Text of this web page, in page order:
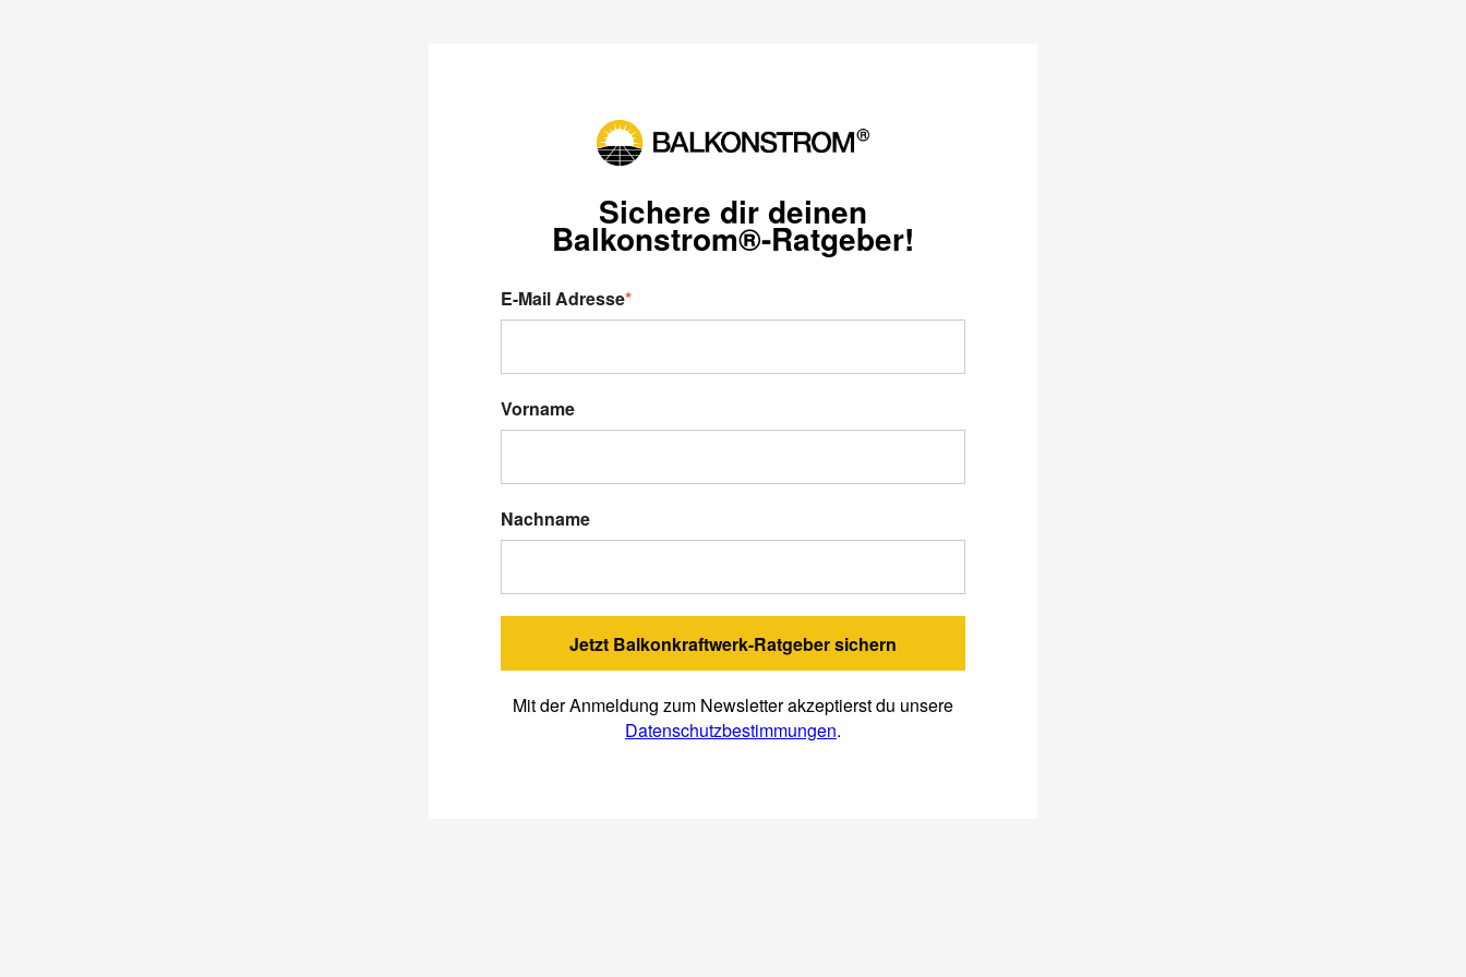
Sichere dir deinen
Balkonstrom®-Ratgeber!
E-Mail Adresse*
Vorname
Nachname
Jetzt Balkonkraftwerk-Ratgeber sichern
Mit der Anmeldung zum Newsletter akzeptierst du unsere
Datenschutzbestimmungen.